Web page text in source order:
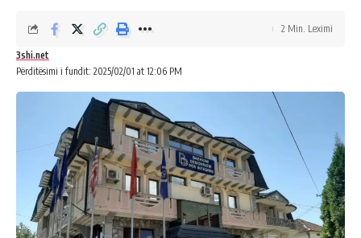
Përditësimi i fundit: 2025/02/01 at 12:06 PM
3shi.net
2 Min. Leximi